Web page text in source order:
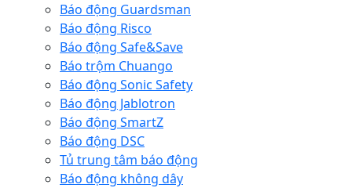
Báo động Guardsman
Báo động Risco
Báo động Safe&Save
Báo trộm Chuango
Báo động Sonic Safety
Báo động Jablotron
Báo động SmartZ
Báo động DSC
Tủ trung tâm báo động
Báo động không dây